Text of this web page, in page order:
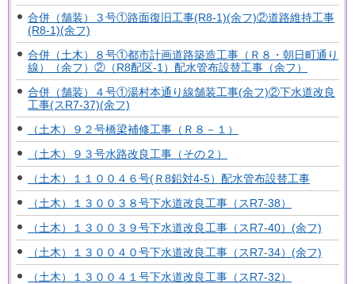
合併（舗装）３号①路面復旧工事(R8-1)(余フ)②道路維持工事
(R8-1)(余フ)
合併（土木）８号①都市計画道路築造工事（Ｒ８・朝日町通り
線）（余フ）②（R8配区-1）配水管布設替工事（余フ）
合併（舗装）４号①湯村本通り線舗装工事(余フ)②下水道改良
工事(スR7-37)(余フ)
（土木）９２号橋梁補修工事（Ｒ８－１）
（土木）９３号水路改良工事（その２）
（土木）１１００４６号(Ｒ8鉛対4-5）配水管布設替工事
（土木）１３００３８号下水道改良工事（スR7-38）
（土木）１３００３９号下水道改良工事（スR7-40）(余フ)
（土木）１３００４０号下水道改良工事（スR7-34）(余フ)
（土木）１３００４１号下水道改良工事（スR7-32）